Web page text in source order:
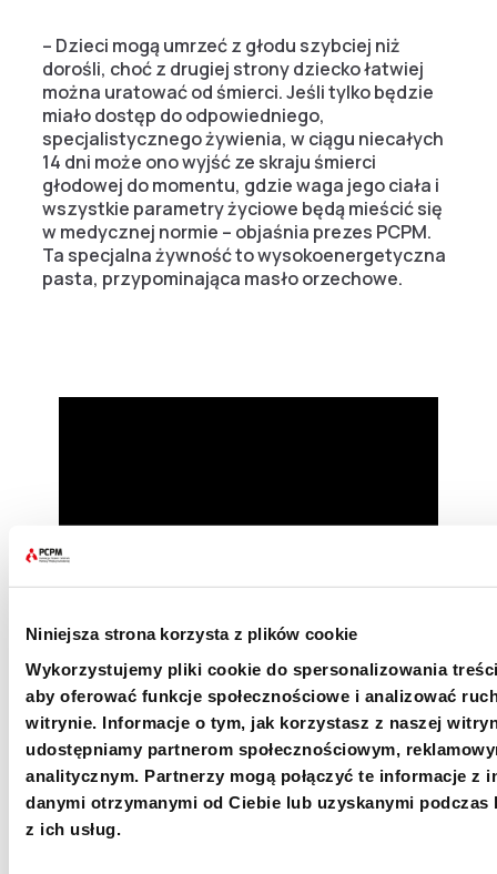
Niniejsza strona korzysta z plików cookie
Wykorzystujemy pliki cookie do spersonalizowania
aby oferować funkcje społecznościowe i analizować
witrynie. Informacje o tym, jak korzystasz z naszej
udostępniamy partnerom społecznościowym,
analitycznym. Partnerzy mogą połączyć te informacje z
danymi otrzymanymi od Ciebie lub uzyskanymi podczas
z ich usług.
– Dzieci mogą umrzeć z głodu szybciej niż
dorośli, choć z drugiej strony dziecko łatwiej
można uratować od śmierci. Jeśli tylko będzie
miało dostęp do odpowiedniego,
specjalistycznego żywienia, w ciągu niecałych
14 dni może ono wyjść ze skraju śmierci
głodowej do momentu, gdzie waga jego ciała i
wszystkie parametry życiowe będą mieścić się
w medycznej normie – objaśnia prezes PCPM.
Ta specjalna żywność to wysokoenergetyczna
pasta, przypominająca masło orzechowe.
Mapa głodu
Jak pokazuje mapa głodu w Sudanie
Południowym, kolorem czerwonym zaznaczony
jest chociażby rejon Awaeil East, gdzie pomoc
wysyła PCPM. Jedynie na tym obszarze szacuje
się, że niedożywionych jest kilkadziesiąt
tysięcy dzieci, które bez pomocy, mogą nie